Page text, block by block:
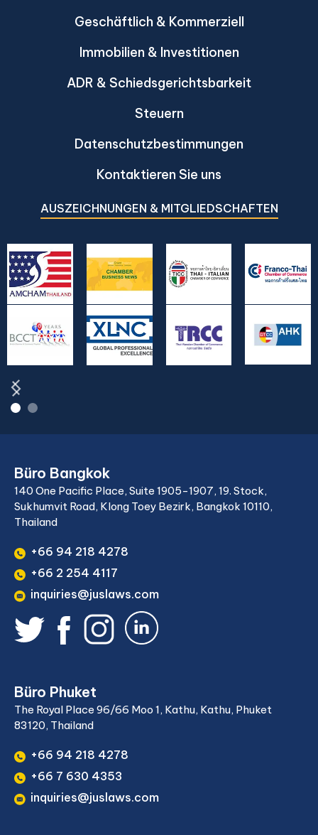
Geschäftlich & Kommerziell
Immobilien & Investitionen
ADR & Schiedsgerichtsbarkeit
Steuern
Datenschutzbestimmungen
Kontaktieren Sie uns
AUSZEICHNUNGEN & MITGLIEDSCHAFTEN
Büro Bangkok
140 One Pacific Place, Suite 1905-1907, 19. Stock,
Sukhumvit Road, Klong Toey Bezirk, Bangkok 10110,
Thailand
+66 94 218 4278
+66 2 254 4117
inquiries@juslaws.com
Büro Phuket
The Royal Place 96/66 Moo 1, Kathu, Kathu, Phuket
83120, Thailand
+66 94 218 4278
+66 7 630 4353
inquiries@juslaws.com